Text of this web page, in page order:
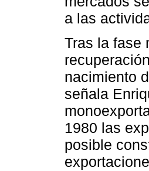
a las
Tras la fase
nacimiento
señala
1980 las
posible